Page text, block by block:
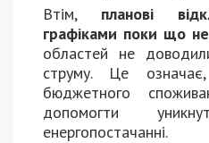
Втім, планові
графіками поки що
областей не
струму. Це
бюджетного
допомогти
енергопостачанні.